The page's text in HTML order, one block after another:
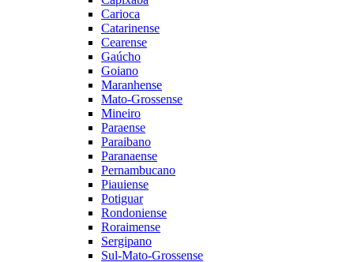
Carioca
Catarinense
Cearense
Gaúcho
Goiano
Maranhense
Mato-Grossense
Mineiro
Paraense
Paraibano
Paranaense
Pernambucano
Piauiense
Potiguar
Rondoniense
Roraimense
Sergipano
Sul-Mato-Grossense